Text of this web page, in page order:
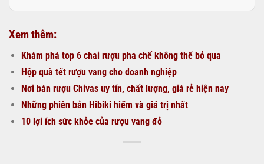
Xem thêm:
Khám phá top 6 chai rượu pha chế không thể bỏ qua
Hộp quà tết rượu vang cho doanh nghiệp
Nơi bán rượu Chivas uy tín, chất lượng, giá rẻ hiện nay
Những phiên bản Hibiki hiếm và giá trị nhất
10 lợi ích sức khỏe của rượu vang đỏ